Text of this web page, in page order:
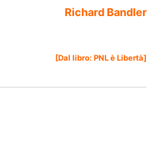
Richard Bandler
[Dal libro: PNL è Libertà]